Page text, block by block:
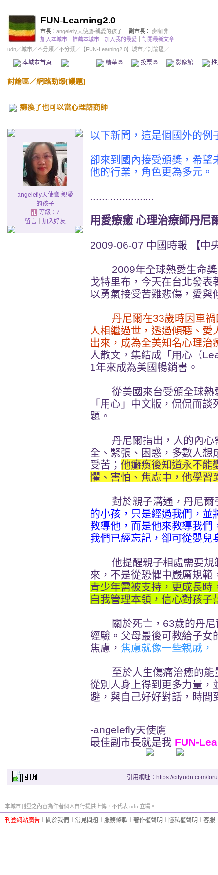
FUN-Learning2.0
市長： angelefly天使鷹-親愛的孩子 副市長：
麥咖啡
加入本城市
推薦本城市 加入我的最愛
訂閱最新文章
udn／城市／不分類 ／不分類 ／ 【FUN-Learning2.0】城市／討論區／
本城市首頁 精華區 投票區 影像館
討論區／網路勁爆[議題]
癱瘓了也可以當心理諮商師
angelefly天使鷹-親愛
的孩子
等級：7
留言｜ 加入好友
以下新聞，這是個國外的例
卻來到國內接受頒獎，希望
他的行業，角色更為多元。
......................
用愛療癒 心理治療師丹尼
2009-06-07 中國時報 【中
2009年全球熱愛生命獎
戈特里布，今天在台北發表
以勇氣接受苦難悲傷，愛與
丹尼爾在33歲時因車
人相繼過世，透過傾聽、
出來，成為全美知名心理治
人散文，集結成「用心（
1年來成為美國暢銷書。
從美國來台受頒全球熱
「用心」中文版，侃侃而
題。
丹尼爾指出，人的內心
全、緊張、困惑，多數人想
受苦； 他癱瘓後知道永不能
懼、害怕、焦慮中，他學習
對於親子溝通，丹尼爾
的小孩，只是經過我們，並
教導他，而是他來教導我們
我們已經忘記，卻可從嬰兒
他提醒親子相處需要規
來，不是從恐懼中嚴厲規範
青少年需被支持，更成長時
自我管理本領，信心對孩子
關於死亡，63歲的丹尼
經驗。父母最後可教給子女
焦慮， 焦慮就像一些親戚，
至於人生傷痛治癒的能
從別人身上得到更多力量，
避，與自己好好對話，時
-angelefly天使鷹
最佳副市長就是我 FUN-
引用網址：https://city.udn.com/
本城市刊登之內容為作者個人自行提供上傳，不代表 udn 立場。
刊登網站廣告 關於我們 常見問題 服務條款 著作權聲明 隱私權聲明 客服